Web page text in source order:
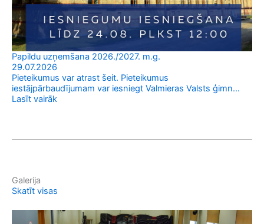
Papildu uzņemšana 2026./2027. m.g.
29.07.2026
Pieteikumus var atrast šeit. Pieteikumus
iestājpārbaudījumam var iesniegt Valmieras Valsts ģimn…
Lasīt vairāk
Galerija
Skatīt visas